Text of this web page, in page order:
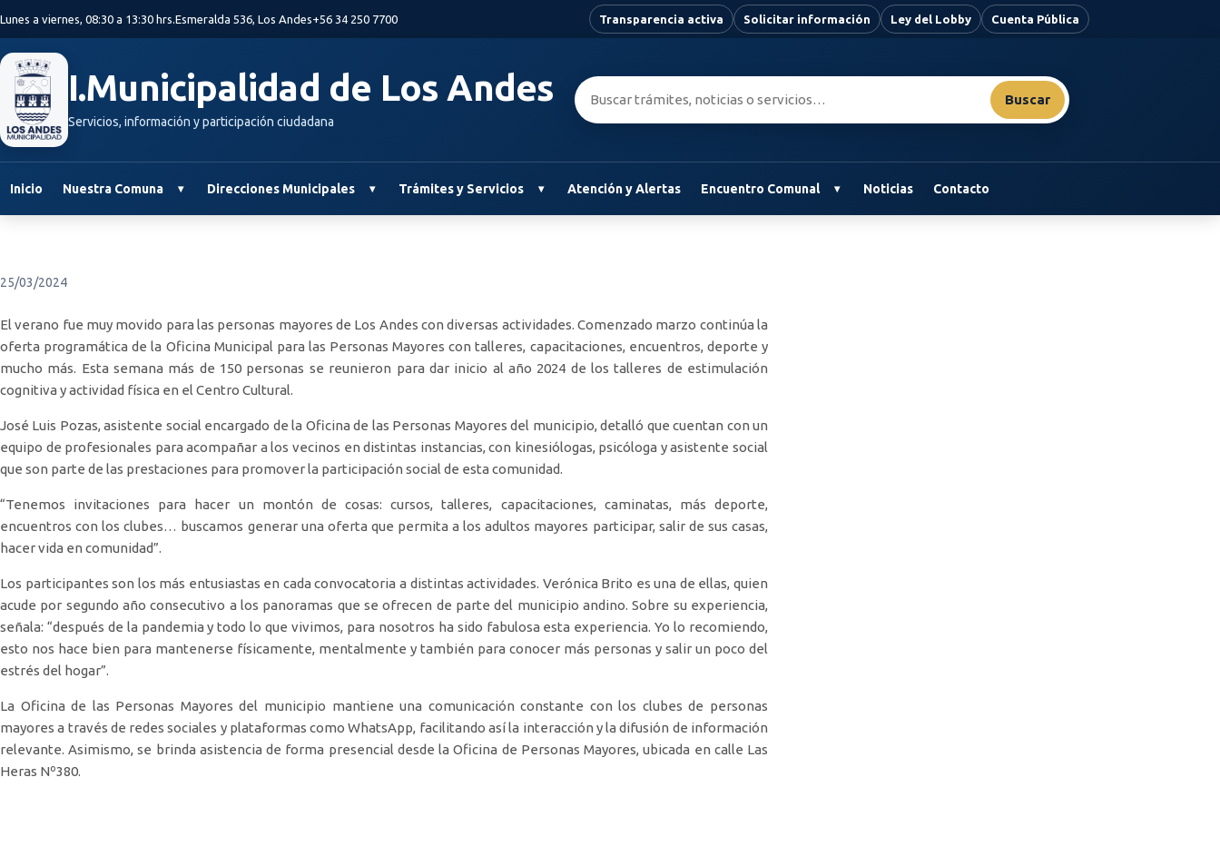
Lunes a viernes, 08:30 a 13:30 hrs.Esmeralda 536, Los Andes+56 34 250 7700 Transparencia activa Solicitar información Ley del Lobby Cuenta Pública
I.Municipalidad de Los Andes
Servicios, información y participación ciudadana
Buscar:
Buscar
Inicio Nuestra Comuna Direcciones Municipales Trámites y Servicios Atención y Alertas Encuentro Comunal Noticias Contacto
25/03/2024
El verano fue muy movido para las personas mayores de Los Andes con diversas actividades. Comenzado marzo continúa la
oferta programática de la Oficina Municipal para las Personas Mayores con talleres, capacitaciones, encuentros, deporte y
mucho más. Esta semana más de 150 personas se reunieron para dar inicio al año 2024 de los talleres de estimulación
cognitiva y actividad física en el Centro Cultural.
José Luis Pozas, asistente social encargado de la Oficina de las Personas Mayores del municipio, detalló que cuentan con un
equipo de profesionales para acompañar a los vecinos en distintas instancias, con kinesiólogas, psicóloga y asistente social
que son parte de las prestaciones para promover la participación social de esta comunidad.
“Tenemos invitaciones para hacer un montón de cosas: cursos, talleres, capacitaciones, caminatas, más deporte,
encuentros con los clubes… buscamos generar una oferta que permita a los adultos mayores participar, salir de sus casas,
hacer vida en comunidad”.
Los participantes son los más entusiastas en cada convocatoria a distintas actividades. Verónica Brito es una de ellas, quien
acude por segundo año consecutivo a los panoramas que se ofrecen de parte del municipio andino. Sobre su experiencia,
señala: “después de la pandemia y todo lo que vivimos, para nosotros ha sido fabulosa esta experiencia. Yo lo recomiendo,
esto nos hace bien para mantenerse físicamente, mentalmente y también para conocer más personas y salir un poco del
estrés del hogar”.
La Oficina de las Personas Mayores del municipio mantiene una comunicación constante con los clubes de personas
mayores a través de redes sociales y plataformas como WhatsApp, facilitando así la interacción y la difusión de información
relevante. Asimismo, se brinda asistencia de forma presencial desde la Oficina de Personas Mayores, ubicada en calle Las
Heras Nº380.